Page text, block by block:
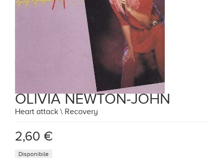
OLIVIA NEWTON-JOHN
Heart attack \ Recovery
2,60 €
Disponibile